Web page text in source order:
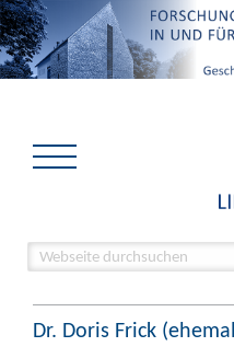
Dr. Doris Frick